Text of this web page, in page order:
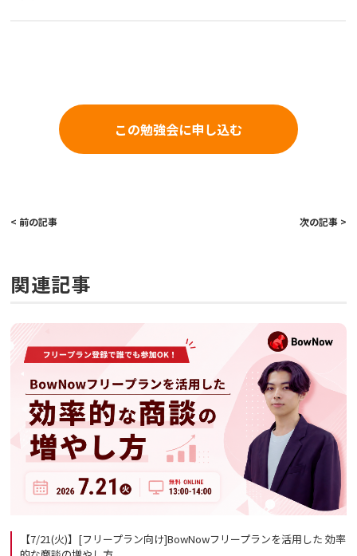
この勉強会に申し込む
< 前の記事 次の記事 >
関連記事
【7/21(火)】[フリープラン向け]BowNowフリープランを活用した 効率